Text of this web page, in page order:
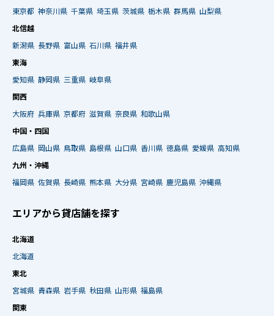
東京都 神奈川県 千葉県 埼玉県 茨城県 栃木県 群馬県 山梨県
北信越
新潟県 長野県 富山県 石川県 福井県
東海
愛知県 静岡県 三重県 岐阜県
関西
大阪府 兵庫県 京都府 滋賀県 奈良県 和歌山県
中国・四国
広島県 岡山県 鳥取県 島根県 山口県 香川県 徳島県 愛媛県 高知県
九州・沖縄
福岡県 佐賀県 長崎県 熊本県 大分県 宮崎県 鹿児島県 沖縄県
エリアから貸店舗を探す
北海道
北海道
東北
宮城県 青森県 岩手県 秋田県 山形県 福島県
関東